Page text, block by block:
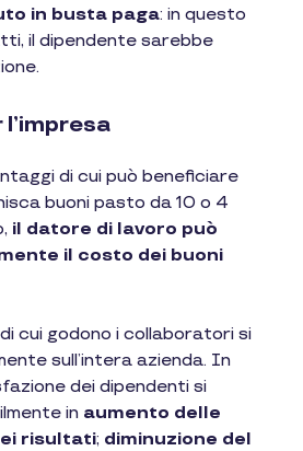
in busta paga: in questo
il dipendente sarebbe
di cui può beneficiare
buoni pasto da 10 o 4
il datore di lavoro può
il costo dei buoni
cui godono i collaboratori si
sull’intera azienda. In
dei dipendenti si
in aumento delle
risultati; diminuzione del